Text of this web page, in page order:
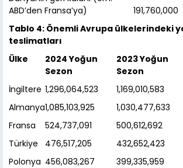
ABD’den Fransa’ya)
191,760,000
Tablo 4: Önemli Avrupa ülkelerindeki
teslimatları
Ülke
2024 Yoğun
Sezon
2023 Yoğun
Sezon
İngiltere 1,296,064,523 1,169,010,583
Almanya1,085,103,925 1,030,477,633
Fransa
524,737,091 500,612,692
Türkiye
476,517,205 432,652,423
Polonya 456,083,267 399,335,959